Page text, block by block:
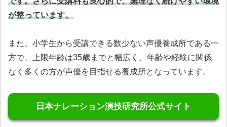
が整っています。
また、小学生から受講できる数少ない声優養成所である一
方で、上限年齢は35歳までと幅広く、年齢や経験に関係
なく多くの方が声優を目指せる養成所となっています。
日本ナレーション演技研究所公式サイト